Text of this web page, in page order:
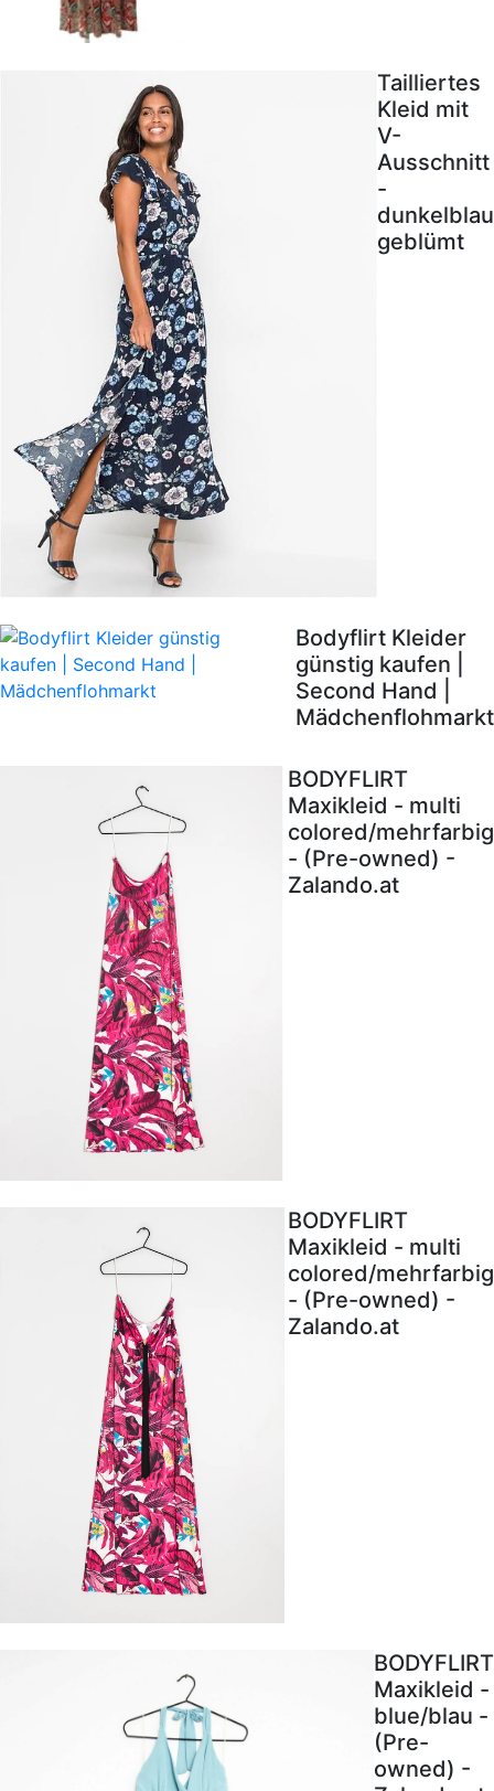
Tailliertes
Kleid mit
V-
Ausschnitt
-
dunkelblau
geblümt
Bodyflirt Kleider
günstig kaufen |
Second Hand |
Mädchenflohmarkt
BODYFLIRT
Maxikleid - multi
colored/mehrfarbig
- (Pre-owned) -
Zalando.at
BODYFLIRT
Maxikleid - multi
colored/mehrfarbig
- (Pre-owned) -
Zalando.at
BODYFLIRT
Maxikleid -
blue/blau -
(Pre-
owned) -